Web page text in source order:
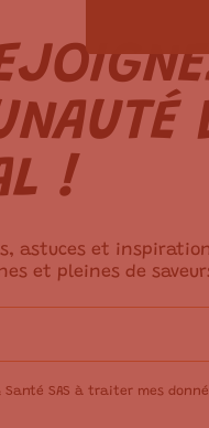
!
astuces et
et pleines de
SAS à traiter mes